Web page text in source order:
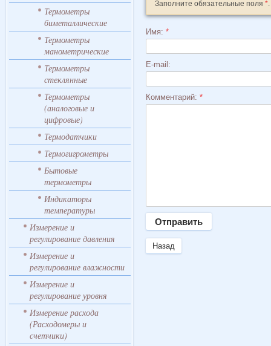
Термометры
биметаллические
Термометры
манометрические
Термометры
стеклянные
Термометры
(аналоговые и
цифровые)
Термодатчики
Термогигрометры
Бытовые
термометры
Индикаторы
температуры
Измерение и
регулирование давления
Измерение и
регулирование влажности
Измерение и
регулирование уровня
Измерение расхода
(Расходомеры и
счетчики)
Заполните обязательные поля *.
Имя: *
E-mail:
Комментарий: *
Назад